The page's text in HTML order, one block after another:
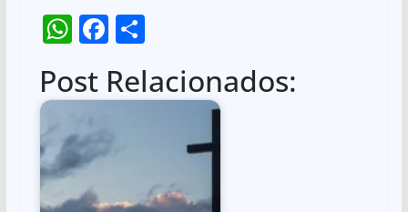
W
at
A
p
p
F
c
b
o
S
ar
Post Relacionados: